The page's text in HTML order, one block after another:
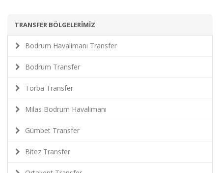
TRANSFER BÖLGELERİMİZ
Bodrum Havalimanı Transfer
Bodrum Transfer
Torba Transfer
Milas Bodrum Havalimanı
Gümbet Transfer
Bitez Transfer